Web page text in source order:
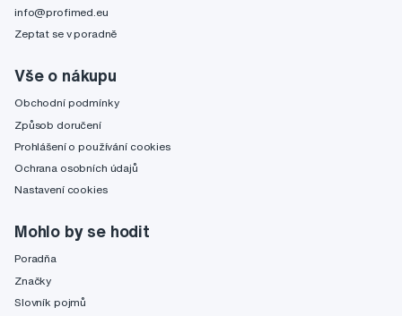
info@profimed.eu
Zeptat se v poradně
Vše o nákupu
Obchodní podmínky
Způsob doručení
Prohlášení o používání cookies
Ochrana osobních údajů
Nastavení cookies
Mohlo by se hodit
Poradňa
Značky
Slovník pojmů